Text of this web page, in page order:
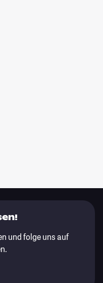
und folge uns auf